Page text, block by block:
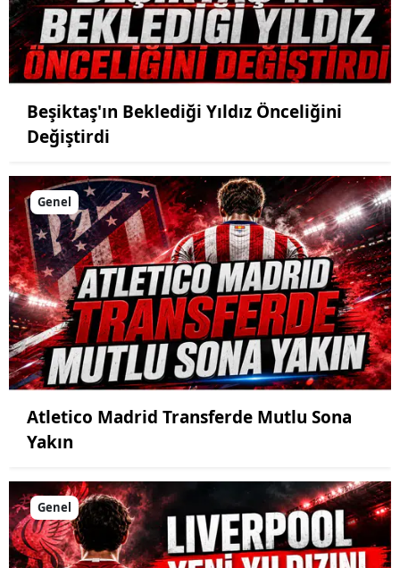
Beşiktaş'ın Beklediği Yıldız Önceliğini
Değiştirdi
Genel
Atletico Madrid Transferde Mutlu Sona
Yakın
Genel